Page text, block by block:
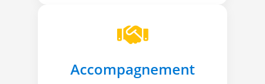
Accompagnement